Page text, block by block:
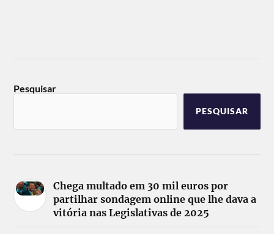
Pesquisar
PESQUISAR
Chega multado em 30 mil euros por
partilhar sondagem online que lhe dava a
vitória nas Legislativas de 2025